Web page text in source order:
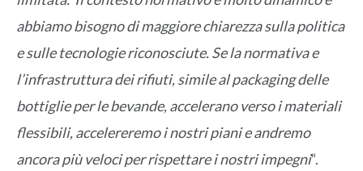
abbiamo bisogno di maggiore chiarezza sulla politica
e sulle tecnologie riconosciute. Se la normativa e
l’infrastruttura dei rifiuti, simile al packaging delle
bottiglie per le bevande, accelerano verso i materiali
flessibili, accelereremo i nostri piani e andremo
ancora più veloci per rispettare i nostri impegni“.